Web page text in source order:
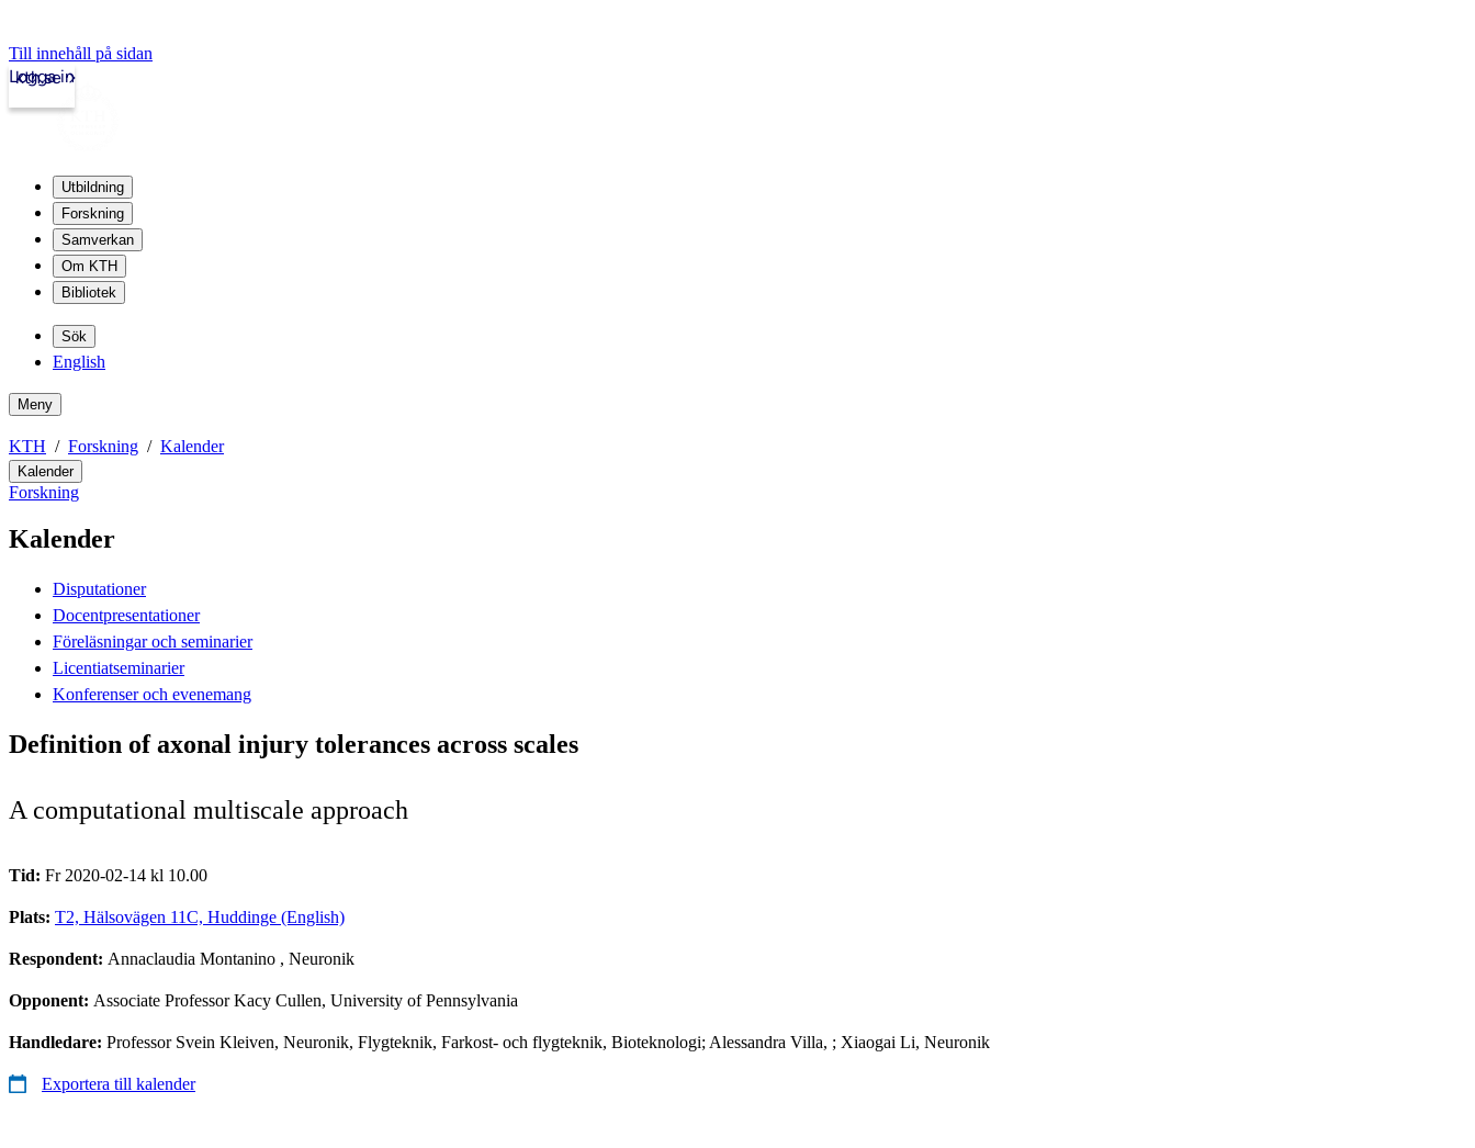
Till innehåll på sidan
kth.se
Logga in
Utbildning
Forskning
Samverkan
Om KTH
Bibliotek
Sök
English
Meny
KTH Forskning Kalender
Kalender
Forskning
Kalender
Disputationer
Docentpresentationer
Föreläsningar och seminarier
Licentiatseminarier
Konferenser och evenemang
Definition of axonal injury tolerances across scales
A computational multiscale approach
Tid: Fr 2020-02-14 kl 10.00
Plats: T2, Hälsovägen 11C, Huddinge (English)
Respondent: Annaclaudia Montanino , Neuronik
Opponent: Associate Professor Kacy Cullen, University of Pennsylvania
Handledare: Professor Svein Kleiven, Neuronik, Flygteknik, Farkost- och flygteknik, Bioteknologi; Alessandra Villa, ; Xiaogai Li, Neuronik
Exportera till kalender